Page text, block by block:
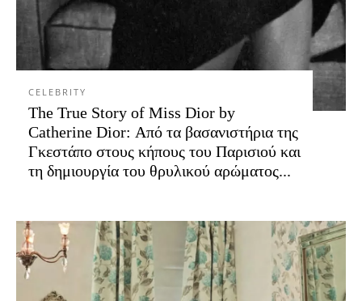
CELEBRITY
The True Story of Miss Dior by
Catherine Dior: Από τα βασανιστήρια της
Γκεστάπο στους κήπους του Παρισιού και
τη δημιουργία του θρυλικού αρώματος...